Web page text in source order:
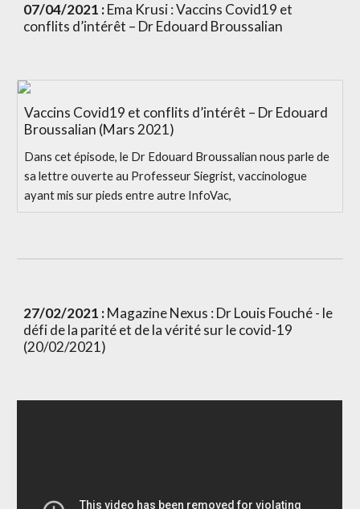
07/04/2021 : Ema Krusi : Vaccins Covid19 et
conflits d’intérêt – Dr Edouard Broussalian
Vaccins Covid19 et conflits d’intérêt – Dr Edouard
Broussalian (Mars 2021)
Dans cet épisode, le Dr Edouard Broussalian nous parle de
sa lettre ouverte au Professeur Siegrist, vaccinologue
ayant mis sur pieds entre autre InfoVac,
27/02/2021 : Magazine Nexus : Dr Louis Fouché - le
défi de la parité et de la vérité sur le covid-19
(20/02/2021)